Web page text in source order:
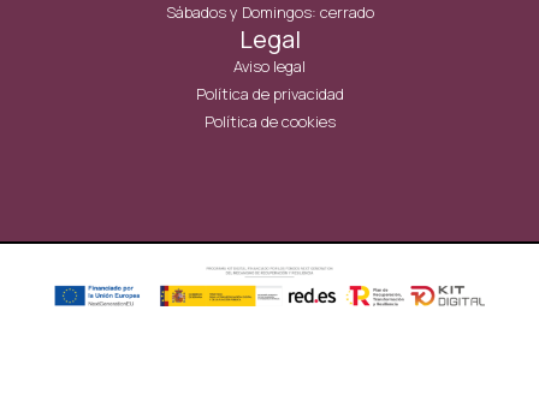
Legal
Aviso legal
Política de privacidad
Política de cookies
Sábados y Domingos: cerrado